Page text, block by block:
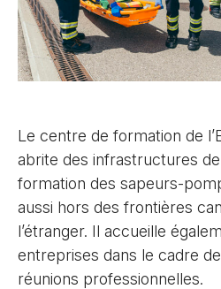
Le centre de formation de
abrite des infrastructures
formation des sapeurs-
aussi hors des frontières
l’étranger. Il accueille
entreprises dans le cadre
réunions professionnelles.